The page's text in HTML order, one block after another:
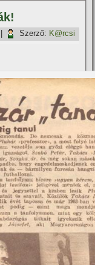
Szerző: K@rcsi